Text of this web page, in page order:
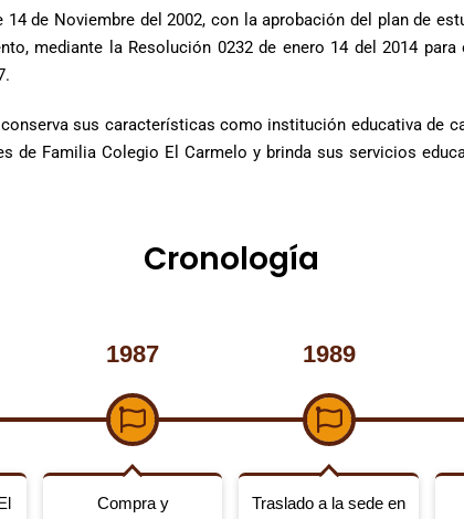
de Noviembre del 2002, con la aprobación del plan de
mediante la Resolución 0232 de enero 14 del 2014
sus características como institución educativa de
de Familia Colegio El Carmelo y brinda sus servicios
Cronología
1987
Compra y
1989
Traslado a la sede en